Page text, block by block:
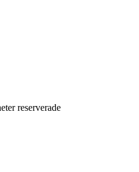
reserverade